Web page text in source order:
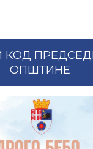
КОД
ОПШТИНЕ